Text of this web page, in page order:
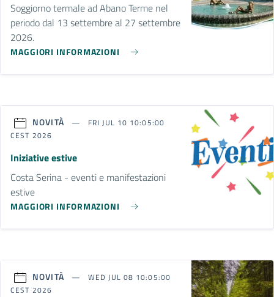
Soggiorno termale ad Abano Terme nel
periodo dal 13 settembre al 27 settembre
2026.
MAGGIORI INFORMAZIONI
NOVITÀ
FRI JUL 10 10:05:00
CEST 2026
Iniziative estive
Costa Serina - eventi e manifestazioni
estive
MAGGIORI INFORMAZIONI
NOVITÀ
WED JUL 08 10:05:00
CEST 2026